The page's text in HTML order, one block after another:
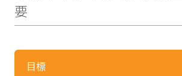
要
目標